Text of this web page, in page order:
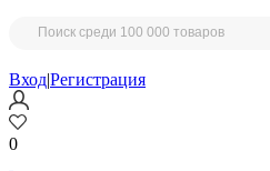
Вход|Регистрация
0